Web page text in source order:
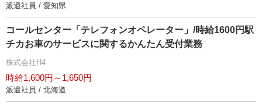
派遣社員 / 愛知県
コールセンター「テレフォンオペレーター」/時給1600円駅
チカお車のサービスに関するかんたん受付業務
株式会社H4
時給1,600円～1,650円
派遣社員 / 北海道